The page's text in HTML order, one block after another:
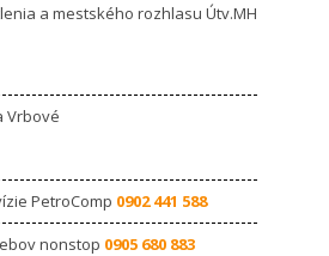
a mestského rozhlasu Útv.MH
Vrbové
PetroComp 0902 441 588
nonstop 0905 680 883